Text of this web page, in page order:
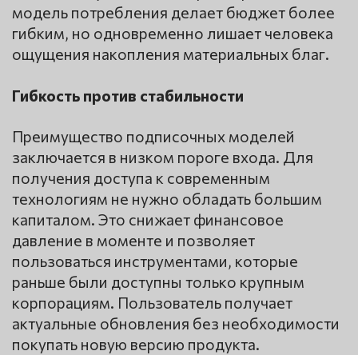
модель потребления делает бюджет более
гибким, но одновременно лишает человека
ощущения накопления материальных благ.
Гибкость против стабильности
Преимущество подписочных моделей
заключается в низком пороге входа. Для
получения доступа к современным
технологиям не нужно обладать большим
капиталом. Это снижает финансовое
давление в моменте и позволяет
пользоваться инструментами, которые
раньше были доступны только крупным
корпорациям. Пользователь получает
актуальные обновления без необходимости
покупать новую версию продукта.